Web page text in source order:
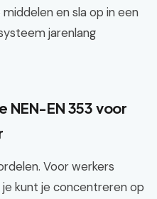
en sla op in een
jarenlang
NEN-EN 353 voor
Voor werkers
kunt je concentreren op